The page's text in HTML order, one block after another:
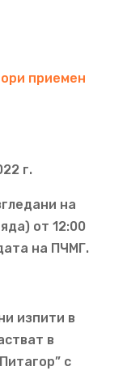
приемен
г.
на
от 12:00
на ПЧМГ.
изпити в
в
с